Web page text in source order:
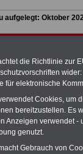
aufgelegt: Oktober
die Richtlinie zur
für elektronische
Cookies, um
bereitzustellen. Es
Anzeigen verwendet
genutzt.
Gebrauch von